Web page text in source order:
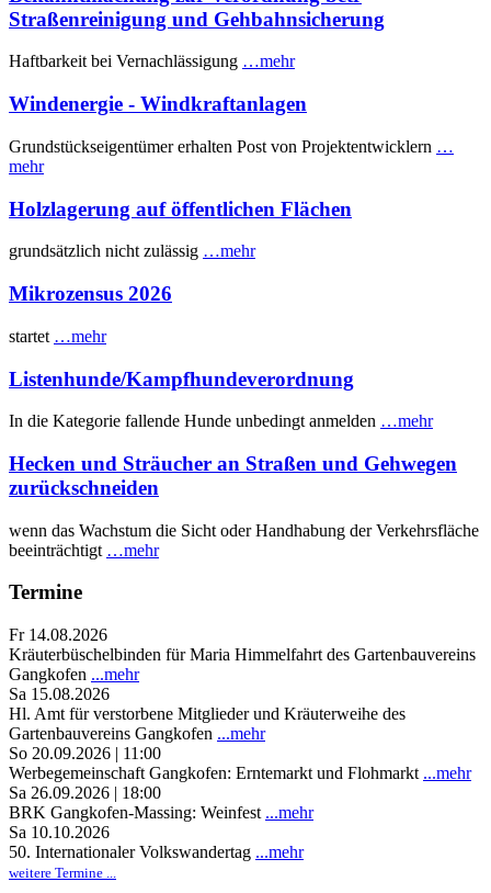
Straßenreinigung und Gehbahnsicherung
Haftbarkeit bei Vernachlässigung …mehr
Windenergie - Windkraftanlagen
Grundstückseigentümer erhalten Post von Projektentwicklern …
mehr
Holzlagerung auf öffentlichen Flächen
grundsätzlich nicht zulässig …mehr
Mikrozensus 2026
startet …mehr
Listenhunde/Kampfhundeverordnung
In die Kategorie fallende Hunde unbedingt anmelden …mehr
Hecken und Sträucher an Straßen und Gehwegen
zurückschneiden
wenn das Wachstum die Sicht oder Handhabung der Verkehrsfläche
beeinträchtigt …mehr
Termine
Fr 14.08.2026
Kräuterbüschelbinden für Maria Himmelfahrt des Gartenbauvereins
Gangkofen ...mehr
Sa 15.08.2026
Hl. Amt für verstorbene Mitglieder und Kräuterweihe des
Gartenbauvereins Gangkofen ...mehr
So 20.09.2026 | 11:00
Werbegemeinschaft Gangkofen: Erntemarkt und Flohmarkt ...mehr
Sa 26.09.2026 | 18:00
BRK Gangkofen-Massing: Weinfest ...mehr
Sa 10.10.2026
50. Internationaler Volkswandertag ...mehr
weitere Termine ...